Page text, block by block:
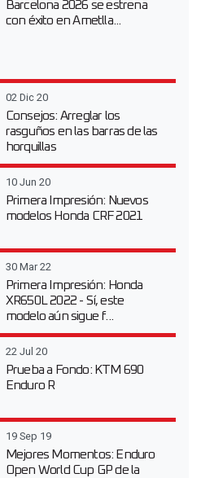
Barcelona 2026 se estrena
con éxito en Ametlla...
02 Dic 20
Consejos: Arreglar los
rasguños en las barras de las
horquillas
10 Jun 20
Primera Impresión: Nuevos
modelos Honda CRF 2021
30 Mar 22
Primera Impresión: Honda
XR650L 2022 - Sí, este
modelo aún sigue f...
22 Jul 20
Prueba a Fondo: KTM 690
Enduro R
19 Sep 19
Mejores Momentos: Enduro
Open World Cup GP de la